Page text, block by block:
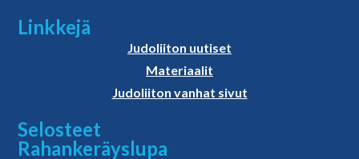
Linkkejä
Judoliiton uutiset
Materiaalit
Judoliiton vanhat sivut
Selosteet
Rahankeräyslupa